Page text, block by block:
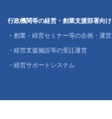
行政機関等の経営・創業支援部署向け
・ 創業・経営セミナー等の企画・運営
・ 経営支援施設等の受託運営
・ 経営サポートシステム